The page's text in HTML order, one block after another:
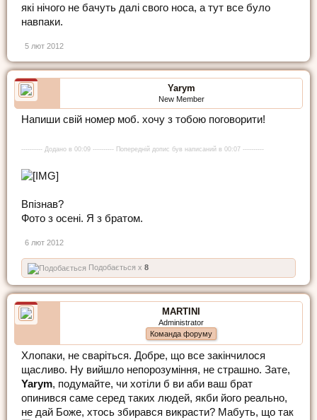
якi нiчого не бачуть далi свого носа, а тут все було
навпаки.
5 лют 2012
Yarym
New Member
Напиши свій номер моб. хочу з тобою поговорити!
---------- Додано в 00:09 ---------- Попередній допис був написаний в 00:07 ----------
Впізнав?
Фото з осені. Я з братом.
6 лют 2012
Подобається x 8
MARTINI
Administrator
Команда форуму
Хлопаки, не сваріться. Добре, що все закінчилося
щасливо. Ну вийшло непорозуміння, не страшно. Зате,
Yarym, подумайте, чи хотіли б ви аби ваш брат
опинився саме серед таких людей, якби його реально,
не дай Боже, хтось збирався викрасти? Мабуть, що так